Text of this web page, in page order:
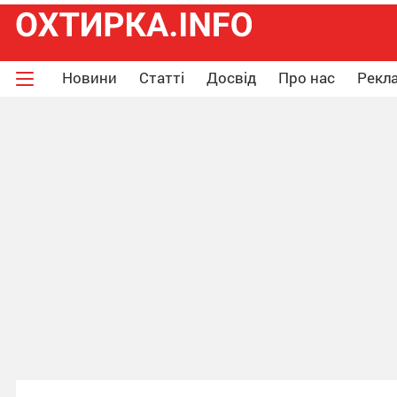
Новини Статті Досвід Про нас